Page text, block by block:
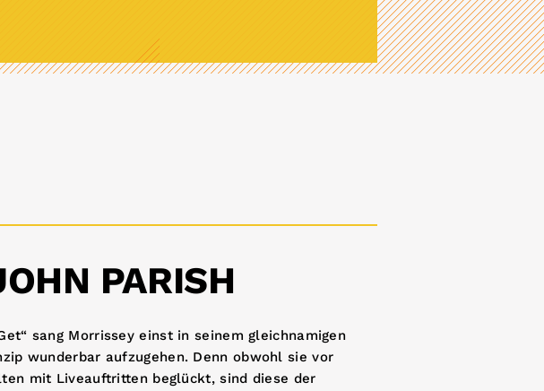
PARISH
sang Morrissey einst in seinem gleichnamigen
wunderbar aufzugehen. Denn obwohl sie vor
mit Liveauftritten beglückt, sind diese der